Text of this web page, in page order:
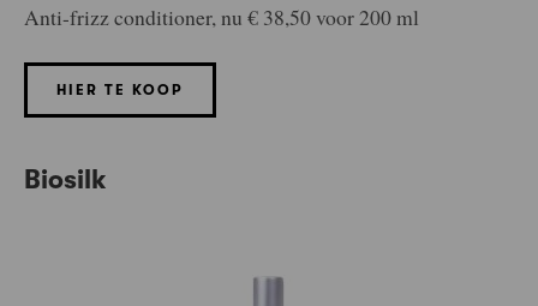
Anti-frizz conditioner, nu € 38,50 voor 200 ml
HIER TE KOOP
Biosilk